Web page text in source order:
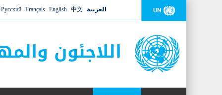
UN العربية 中文
English
Français
Русский
اللاجئون